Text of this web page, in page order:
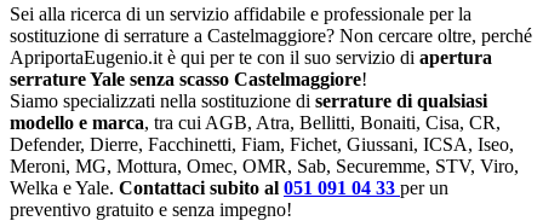
Sei alla ricerca di un servizio affidabile e professionale per la
sostituzione di serrature a Castelmaggiore? Non cercare oltre, perché
ApriportaEugenio.it è qui per te con il suo servizio di apertura
serrature Yale senza scasso Castelmaggiore!
Siamo specializzati nella sostituzione di serrature di qualsiasi
modello e marca, tra cui AGB, Atra, Bellitti, Bonaiti, Cisa, CR,
Defender, Dierre, Facchinetti, Fiam, Fichet, Giussani, ICSA, Iseo,
Meroni, MG, Mottura, Omec, OMR, Sab, Securemme, STV, Viro,
Welka e Yale. Contattaci subito al 051 091 04 33 per un
preventivo gratuito e senza impegno!